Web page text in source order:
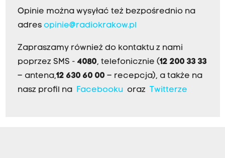
Opinie można wysyłać też bezpośrednio na
adres opinie@radiokrakow.pl
Zapraszamy również do kontaktu z nami
poprzez SMS - 4080, telefonicznie (12 200 33 33
– antena,12 630 60 00 – recepcja), a także na
nasz profil na
Facebookuoraz Twitterze